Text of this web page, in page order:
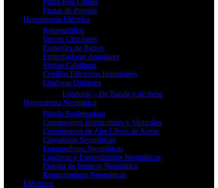
Pinza Pela Cables
Pinzas de Presión
Herramienta Eléctrica
Rotomartillos
Sierras Circulares
Esmeriles de Banco
Esmeriladoras Angulares
Sierras Caladoras
Cepillos Eléctricos Industriales
Lijadoras Orbitales
Lijadoras – De Banda y de mesa
Herramienta Neumatica
Pistola Sopleteadora
Compresores Horizontales y Verticales
Compresores de Aire Libres de Aceite
Clavadoras Neumáticas
Engrapadoras Neumáticas
Lijadoras y Esmeriladoras Neumáticas
Pistolas de Impacto Neumática
Remachadoras Neumáticas
Eléctricos